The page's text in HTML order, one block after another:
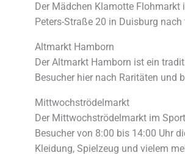
Der Mädchen Klamotte
Peters-Straße 20 in Duisburg
Altmarkt Hamborn
Der Altmarkt Hamborn ist ein
Besucher hier nach Raritäten und
Mittwochströdelmarkt
Der Mittwochströdelmarkt im
Besucher von 8:00 bis 14:00 Uhr
Kleidung, Spielzeug und vielem